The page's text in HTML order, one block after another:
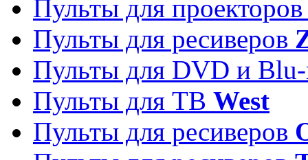
Пульты для
Пульты для ресиверов
Пульты для DVD и
Пульты для ТВ West
Пульты для ресиверов